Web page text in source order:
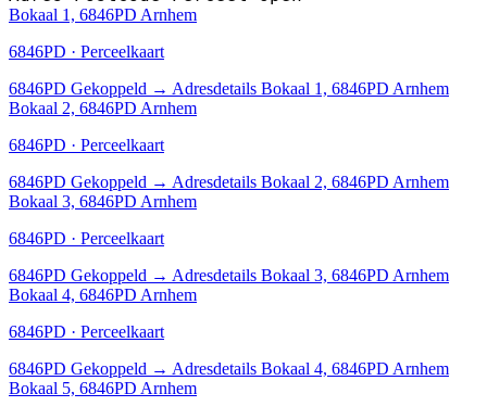
Bokaal 1, 6846PD Arnhem
6846PD · Perceelkaart
6846PD Gekoppeld → Adresdetails Bokaal 1, 6846PD Arnhem
Bokaal 2, 6846PD Arnhem
6846PD · Perceelkaart
6846PD Gekoppeld → Adresdetails Bokaal 2, 6846PD Arnhem
Bokaal 3, 6846PD Arnhem
6846PD · Perceelkaart
6846PD Gekoppeld → Adresdetails Bokaal 3, 6846PD Arnhem
Bokaal 4, 6846PD Arnhem
6846PD · Perceelkaart
6846PD Gekoppeld → Adresdetails Bokaal 4, 6846PD Arnhem
Bokaal 5, 6846PD Arnhem